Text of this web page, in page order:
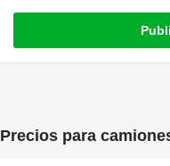
Precios para